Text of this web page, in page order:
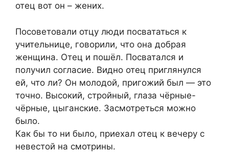
отец вот он – жених.
Посоветовали отцу люди посвататься к
учительнице, говорили, что она добрая
женщина. Отец и пошёл. Посватался и
получил согласие. Видно отец приглянулся
ей, что ли? Он молодой, пригожий был — это
точно. Высокий, стройный, глаза чёрные-
чёрные, цыганские. Засмотреться можно
было.
Как бы то ни было, приехал отец к вечеру с
невестой на смотрины.